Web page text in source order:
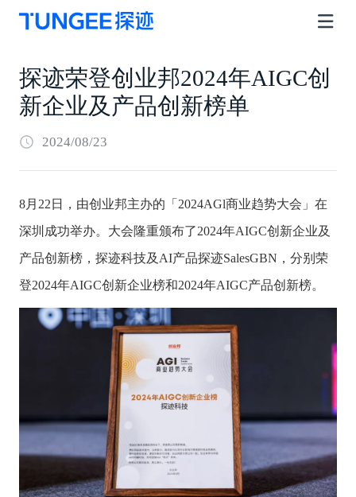
探迹荣登创业邦2024年AIGC创
新企业及产品创新榜单
2024/08/23
8月22日，由创业邦主办的「2024AGl商业趋势大会」在
深圳成功举办。大会隆重颁布了2024年AIGC创新企业及
产品创新榜，探迹科技及AI产品探迹SalesGBN，分别荣
登2024年AIGC创新企业榜和2024年AIGC产品创新榜。